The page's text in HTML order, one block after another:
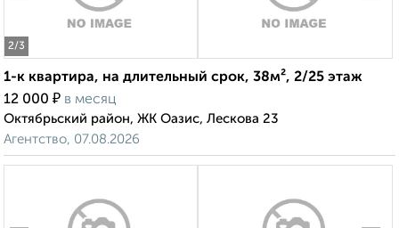
2/3
1-к квартира, на длительный срок, 38м², 2/25 этаж
12 000 ₽ в месяц
Октябрьский район, ЖК Оазис, Лескова 23
Агентство, 07.08.2026